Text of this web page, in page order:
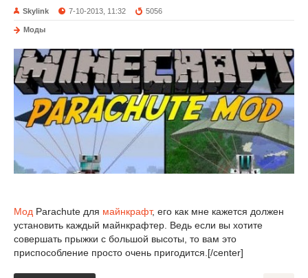
Skylink 7-10-2013, 11:32 5056
Моды
Мод Parachute для майнкрафт, его как мне кажется должен
установить каждый майнкрафтер. Ведь если вы хотите
совершать прыжки с большой высоты, то вам это
приспособление просто очень пригодится.[/center]